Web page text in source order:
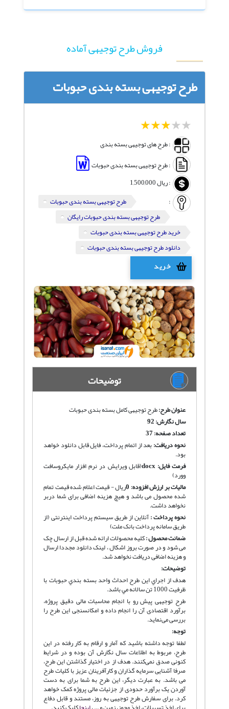
فروش طرح توجیهی آماده
طرح توجیهی بسته بندی حبوبات
5
4
3
2
: طرح های توجیهی بسته بندی
: طرح توجیهی بسته بندی حبوبات
:ریال1,500,000
:
طرح توجیهی بسته بندی حبوبات
طرح توجیهی بسته بندی حبوبات رایگان
خرید طرح توجیهی بسته بندی حبوبات
دانلود طرح توجیهی بسته بندی حبوبات
خرید
توضیحات
عنوان طرح:طرح توجیهی کامل بسته بندی حبوبات
سال نگارش: 92
تعداد صفحه: 37
نحوه دریافت:بعد از اتمام پرداخت، فایل قابل دانلود خواهد
بود.
فرمت فایل:docx(قابل ویرایش در نرم افزار مایکروسافت
وورد)
مالیات بر ارزش افزوده: 0ریال - قیمت اعلام شده قیمت تمام
شده محصول می باشد و هیچ هزینه اضافی برای شما دربر
نخواهد داشت.
نحوه پرداخت :آنلاین از طریق سیستم پرداخت اینترنتی (از
طریق سامانه پرداخت بانک ملت)
ضمانت محصول :کلیه محصولات ارائه شده قبل از ارسال چک
می شود و در صورت بروز اشکال ، لینک دانلود مجددا ارسال
و هزینه اضافی دریافت نخواهد شد.
توضیحات:
هدف از اجراي اين طرح احداث واحد بسته بندي حبوبات با
ظرفيت 1000 تن سالانه مي باشد.
طرح توجیهی پیش رو با انجام محاسبات مالی دقیق پروژه،
برآورد اقتصادی آن را انجام داده و امکانسنجی این طرح را
بررسی می‌نماید.
توجه:
لطفا توجه داشته باشید که آمار و ارقام به کار رفته در این
طرح، مربوط به اطلاعات سال نگارش آن بوده و در شرایط
کنونی صدق نمی‌کنند. هدف از در اختیار گذاشتن این طرح،
صرفا آشنایی سرمایه گذاران و کارآفرینان عزیز با کلیات طرح
می باشد. به عبارت دیگر، این طرح به شما برای به دست
آوردن یک برآورد حدودی از جزئیات مالی پروژه کمک خواهد
کرد. برای سفارش طرح توجیهی به روز، مستند و قابل دفاع